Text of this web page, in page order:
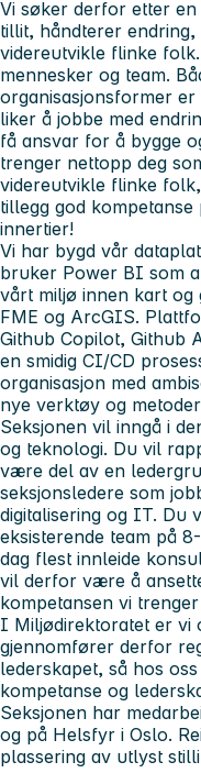
Vi søker derfor etter
tillit, håndterer
videreutvikle flinke
mennesker og team.
organisasjonsformer
liker å jobbe med
få ansvar for å bygge
trenger nettopp deg
videreutvikle flinke
tillegg god
innertier!
Vi har bygd vår
bruker Power BI som
vårt miljø innen kart
FME og ArcGIS.
Github Copilot, Github
en smidig CI/CD
organisasjon med
nye verktøy og
Seksjonen vil inngå i
og teknologi. Du vil
være del av en
seksjonsledere som
digitalisering og IT. Du
eksisterende team på
dag flest innleide
vil derfor være å
kompetansen vi
I Miljødirektoratet er vi
gjennomfører derfor
lederskapet, så hos
kompetanse og
Seksjonen har
og på Helsfyr i Oslo.
plassering av utlyst